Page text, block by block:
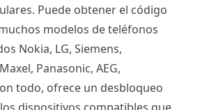
Puede obtener el código
modelos de teléfonos
Nokia, LG, Siemens,
Panasonic, AEG,
todo, ofrece un desbloqueo